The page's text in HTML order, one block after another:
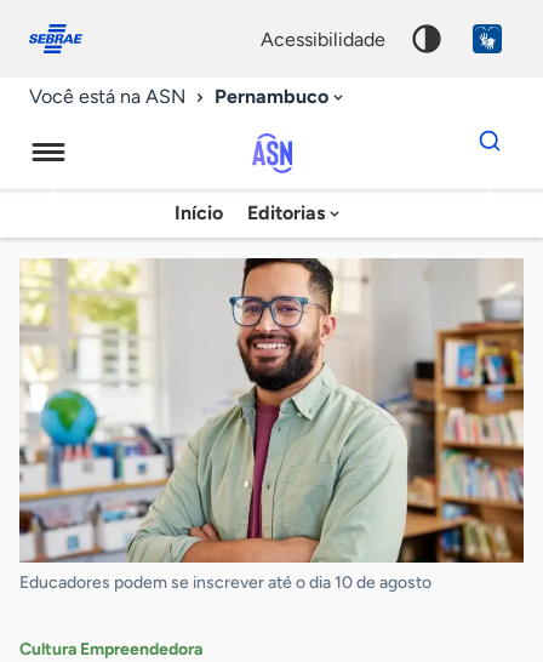
conosco
acessibilidade
Você está na ASN Pernambuco
Agência
Sebrae
de
Notícias
Início Editorias
Dados
para
chave
Educadores podem se inscrever até o dia 10 de agosto
Cultura Empreendedora